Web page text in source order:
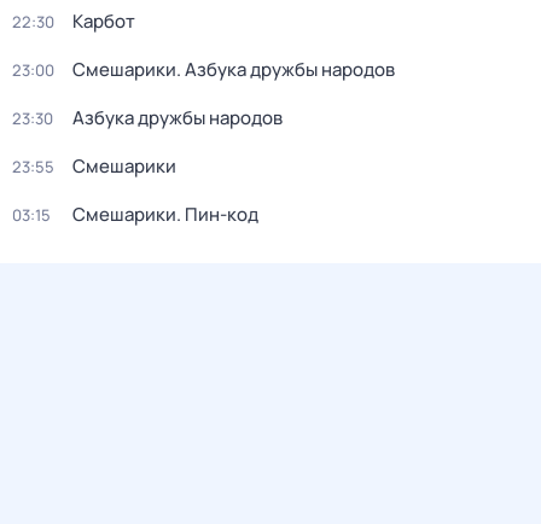
22:30 Карбот
23:00 Смешарики. Азбука дружбы народов
23:30 Азбука дружбы народов
23:55 Смешарики
03:15 Смешарики. Пин-код